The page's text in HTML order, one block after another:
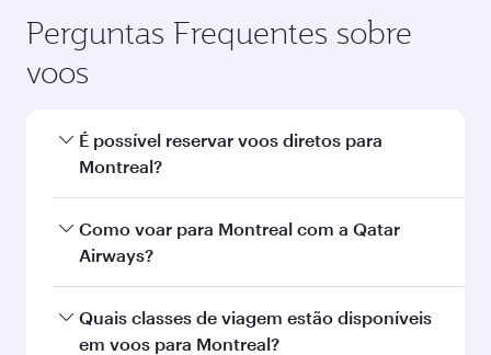
Perguntas Frequentes sobre
voos
É possível reservar voos diretos para
Montreal?
Sim, a Qatar Airways opera voos diretos para
Montreal. Busque voos na nossa página inicial
Como voar para Montreal com a Qatar
Airways?
Você pode voar diretamente para Montreal com
a Qatar Airways. Fazemos conexão via Doha a
Quais classes de viagem estão disponíveis
em voos para Montreal?